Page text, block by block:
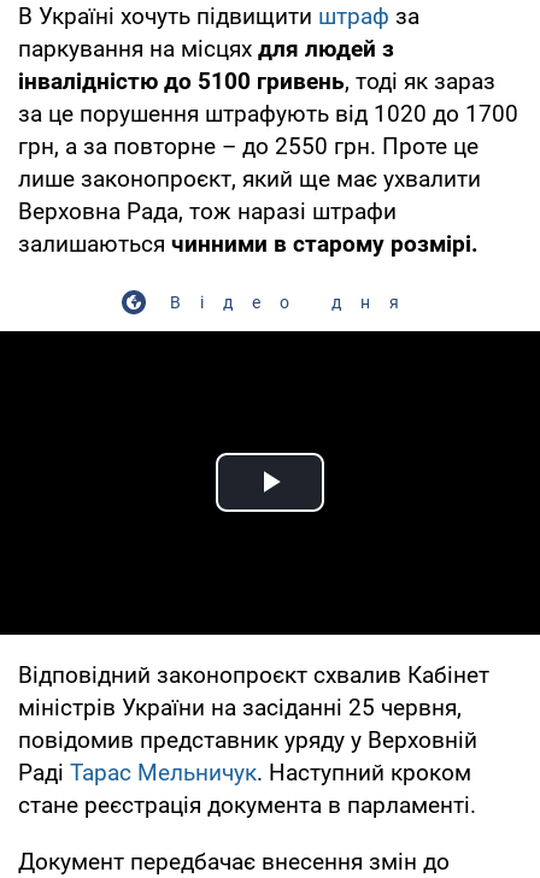
В Україні хочуть підвищити штраф за
паркування на місцях для людей з
інвалідністю до 5100 гривень, тоді як зараз
за це порушення штрафують від 1020 до 1700
грн, а за повторне – до 2550 грн. Проте це
лише законопроєкт, який ще має ухвалити
Верховна Рада, тож наразі штрафи
залишаються чинними в старому розмірі.
Відео дня
Play Video
Відповідний законопроєкт схвалив Кабінет
міністрів України на засіданні 25 червня,
повідомив представник уряду у Верховній
Раді Тарас Мельничук. Наступний кроком
стане реєстрація документа в парламенті.
Документ передбачає внесення змін до